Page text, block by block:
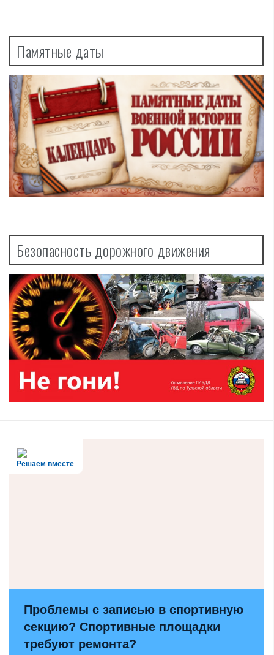
Памятные даты
Безопасность дорожного движения
Решаем вместе
Проблемы с записью в спортивную
секцию? Спортивные площадки
требуют ремонта?